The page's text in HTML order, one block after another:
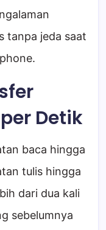
tanpa jeda saat
Detik
baca hingga
tulis hingga
dari dua kali
sebelumnya